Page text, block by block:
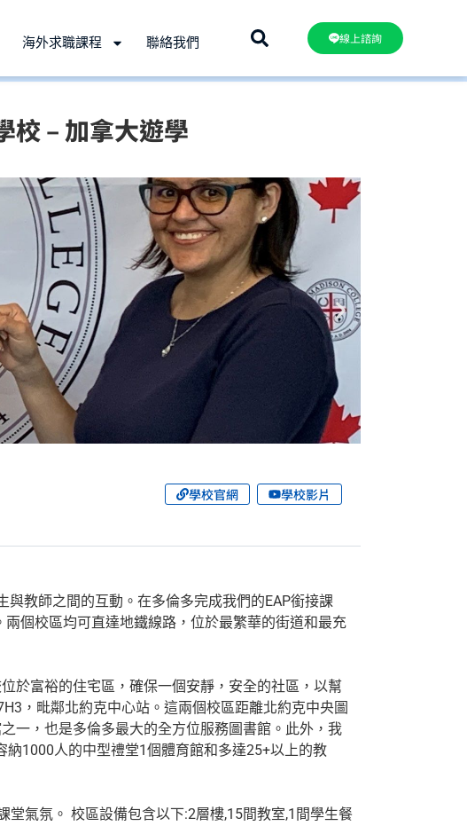
海外求職課程 聯絡我們 線上諮詢
– 加拿大遊學
學校官網 學校影片
教師之間的互動。在多倫多完成我們的EAP銜接課
個校區均可直達地鐵線路，位於最繁華的街道和最充
於富裕的住宅區，確保一個安靜，安全的社區，以幫
，毗鄰北約克中心站。這兩個校區距離北約克中央圖
一，也是多倫多最大的全方位服務圖書館。此外，我
1000人的中型禮堂1個體育館和多達25+以上的教
氣氛。 校區設備包含以下:2層樓,15間教室,1間學生餐